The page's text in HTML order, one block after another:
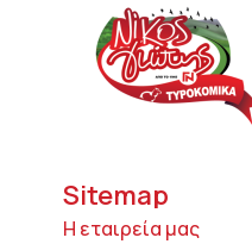
Sitemap
Η εταιρεία μας